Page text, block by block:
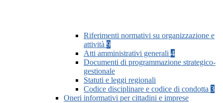
Riferimenti normativi su organizzazione e
attività 9
Atti amministrativi generali 4
Documenti di programmazione strategico-
gestionale
Statuti e leggi regionali
Codice disciplinare e codice di condotta 3
Oneri informativi per cittadini e imprese